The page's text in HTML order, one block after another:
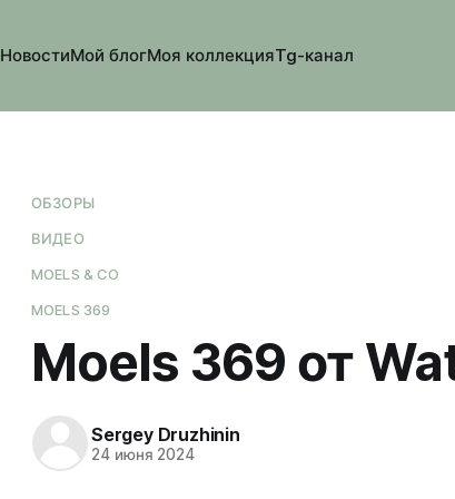
НовостиМой блогМоя коллекцияTg-канал
ОБЗОРЫ
ВИДЕО
MOELS & CO
MOELS 369
Moels 369 от
Sergey Druzhinin
24 июня 2024